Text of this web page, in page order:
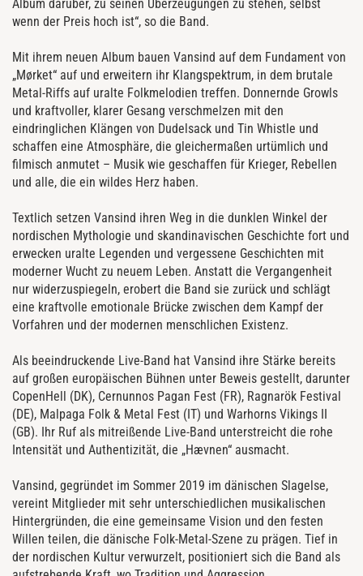
Album darüber, zu seinen Überzeugungen zu stehen, selbst
wenn der Preis hoch ist“, so die Band.
Mit ihrem neuen Album bauen Vansind auf dem Fundament von
„Mørket“ auf und erweitern ihr Klangspektrum, in dem brutale
Metal-Riffs auf uralte Folkmelodien treffen. Donnernde Growls
und kraftvoller, klarer Gesang verschmelzen mit den
eindringlichen Klängen von Dudelsack und Tin Whistle und
schaffen eine Atmosphäre, die gleichermaßen urtümlich und
filmisch anmutet – Musik wie geschaffen für Krieger, Rebellen
und alle, die ein wildes Herz haben.
Textlich setzen Vansind ihren Weg in die dunklen Winkel der
nordischen Mythologie und skandinavischen Geschichte fort und
erwecken uralte Legenden und vergessene Geschichten mit
moderner Wucht zu neuem Leben. Anstatt die Vergangenheit
nur widerzuspiegeln, erobert die Band sie zurück und schlägt
eine kraftvolle emotionale Brücke zwischen dem Kampf der
Vorfahren und der modernen menschlichen Existenz.
Als beeindruckende Live-Band hat Vansind ihre Stärke bereits
auf großen europäischen Bühnen unter Beweis gestellt, darunter
CopenHell (DK), Cernunnos Pagan Fest (FR), Ragnarök Festival
(DE), Malpaga Folk & Metal Fest (IT) und Warhorns Vikings II
(GB). Ihr Ruf als mitreißende Live-Band unterstreicht die rohe
Intensität und Authentizität, die „Hævnen“ ausmacht.
Vansind, gegründet im Sommer 2019 im dänischen Slagelse,
vereint Mitglieder mit sehr unterschiedlichen musikalischen
Hintergründen, die eine gemeinsame Vision und den festen
Willen teilen, die dänische Folk-Metal-Szene zu prägen. Tief in
der nordischen Kultur verwurzelt, positioniert sich die Band als